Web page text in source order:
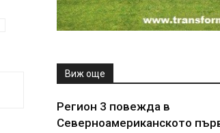
Виж още
Регион 3 повежда в
Северноамериканското